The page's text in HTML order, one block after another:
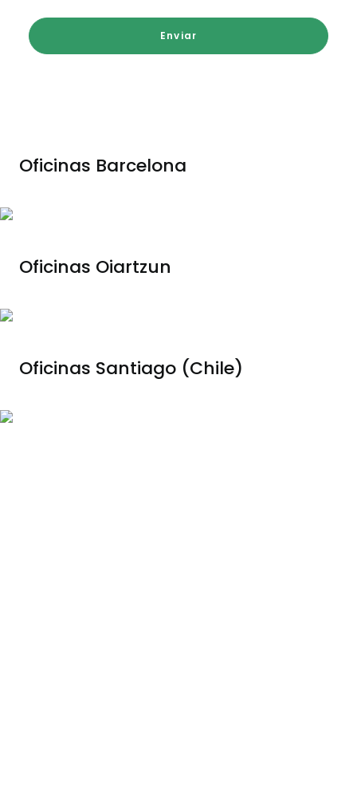
Oficinas Barcelona
Oficinas Oiartzun
Oficinas Santiago (Chile)